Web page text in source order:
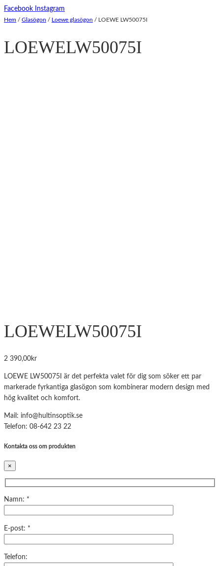
Facebook Instagram
Hem / Glasögon / Loewe glasögon / LOEWE LW50075I
LOEWELW50075I
LOEWELW50075I
2 390,00kr
LOEWE LW50075I är det perfekta valet för dig som söker ett par
markerade fyrkantiga glasögon som kombinerar modern design med
hög kvalitet och komfort.
Mail: info@hultinsoptik.se
Telefon: 08-642 23 22
Kontakta oss om produkten
×
Namn: *
E-post: *
Telefon: